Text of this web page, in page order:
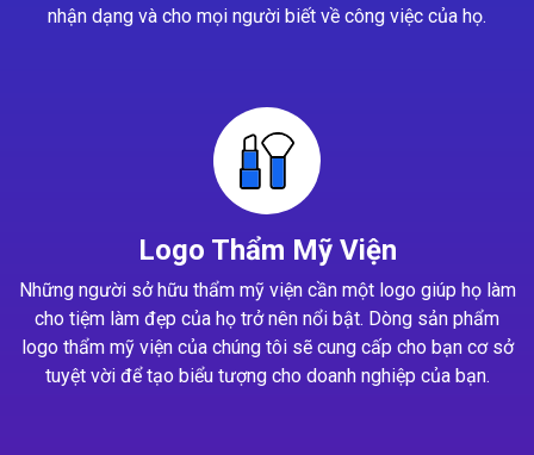
nhận dạng và cho mọi người biết về công việc của họ.
Logo Thẩm Mỹ Viện
Những người sở hữu thẩm mỹ viện cần một logo giúp họ làm
cho tiệm làm đẹp của họ trở nên nổi bật. Dòng sản phẩm
logo thẩm mỹ viện của chúng tôi sẽ cung cấp cho bạn cơ sở
tuyệt vời để tạo biểu tượng cho doanh nghiệp của bạn.